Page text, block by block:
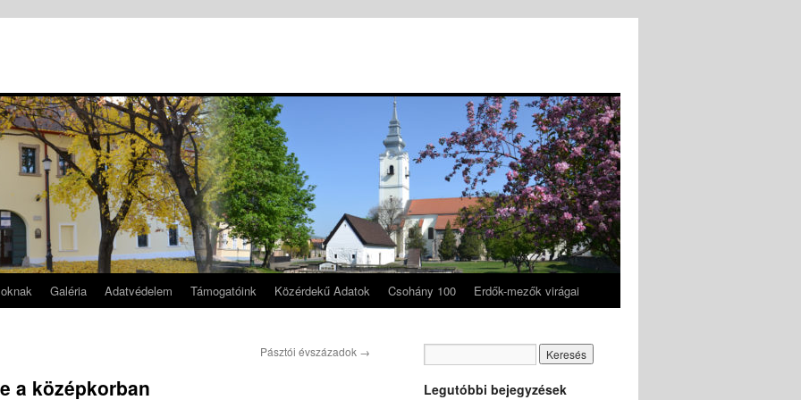
Galéria Adatvédelem Támogatóink Közérdekű Adatok Csohány 100 Erdők-mezők virágai
Pásztói évszázadok →
a középkorban Legutóbbi bejegyzések